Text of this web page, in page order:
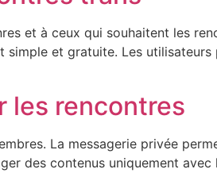
et à ceux qui souhaitent les
et gratuite. Les utilisateurs
les rencontres
La messagerie privée
des contenus uniquement avec